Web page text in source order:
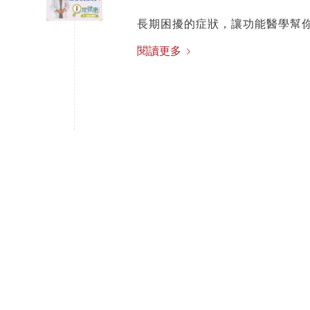
長期困擾的症狀，讓功能醫學幫
閱讀更多